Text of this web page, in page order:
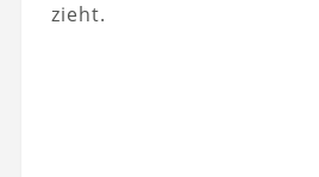
zieht.